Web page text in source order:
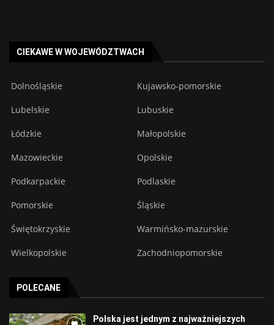
CIEKAWE W WOJEWÓDZTWACH
Dolnośląskie Kujawsko-pomorskie
Lubelskie Lubuskie
Łódzkie Małopolskie
Mazowieckie Opolskie
Podkarpackie Podlaskie
Pomorskie Śląskie
Świętokrzyskie Warmińsko-mazurskie
Wielkopolskie Zachodniopomorskie
POLECANE
Polska jest jednym z najważniejszych